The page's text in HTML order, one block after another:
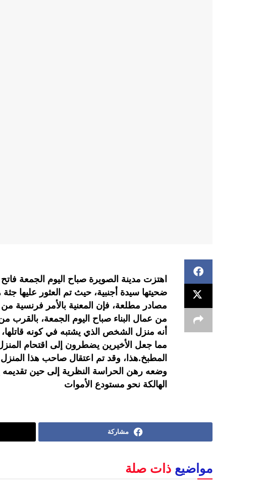
ضحيتها سيدة أجنبية، حيث تم العثور عليها
مصادر مطلعة، فإن المعنية بالأمر فرنسية
من عمال البناء صباح اليوم الجمعة، بالقرب
أنه منزل الشخص الذي يشتبه في كونه
مما جعل الأخيرين يضطرون إلى اقتحام المنزل
المطبخ.هذا، وقد تم اعتقال صاحب هذا
وضعه رهن الحراسة النظرية إلى حين تقديمه
الهالكة نحو مستودع الأموات
مشاركة
مواضيع ذات صلة